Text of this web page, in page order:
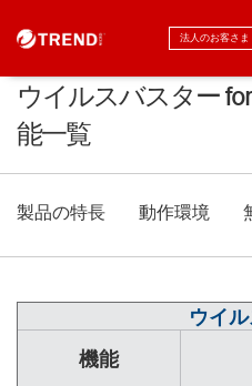
法人のお客さま
ウイルスバスター
能一覧
製品の特長 動作環境
ウイ
機能